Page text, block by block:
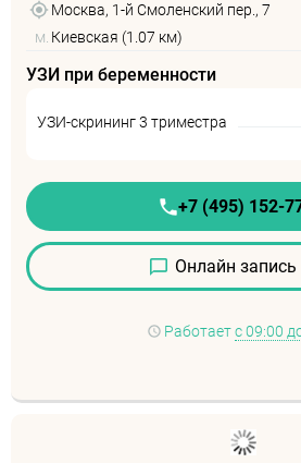
Москва, 1-й Смоленский пер., 7
м. Киевская (1.07 км)
УЗИ при беременности
УЗИ-скрининг 3 триместра
+7 (495) 152-
Онлайн запись
Работаетс 09:00